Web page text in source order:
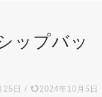
ップバッ
25日 / 2024年10月5日